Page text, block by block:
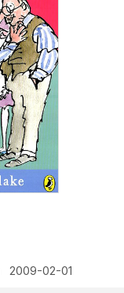
2009-02-01